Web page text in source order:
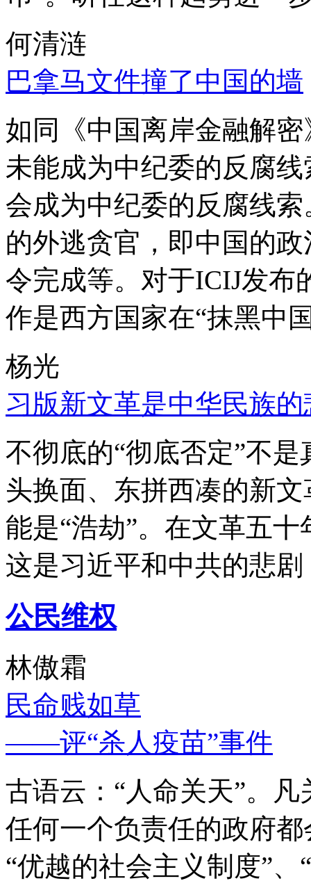
何清涟
巴拿马文件撞了中国的墙
如同《中国离岸金融解
未能成为中纪委的反腐
会成为中纪委的反腐线
的外逃贪官，即中国的
令完成等。对于ICIJ发布
作是西方国家在“抹黑中
杨光
习版新文革是中华民族的
不彻底的“彻底否定”不
头换面、东拼西凑的新
能是“浩劫”。在文革五
这是习近平和中共的悲
公民维权
林傲霜
民命贱如草
——评“杀人疫苗”事件
古语云：“人命关天”。
任何一个负责任的政府
“优越的社会主义制度”